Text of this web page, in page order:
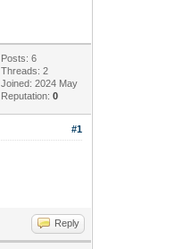
Posts: 6
Threads: 2
Joined: 2024 May
Reputation:0
#1
Reply